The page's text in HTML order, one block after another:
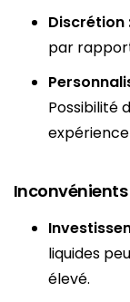
Discrétion
par
Possibilité
Inconvénients
liquides
élevé.